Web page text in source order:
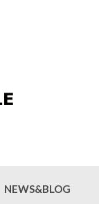
NEWS&BLOG